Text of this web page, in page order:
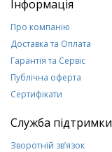
Інформація
Про компанію
Доставка та Оплата
Гарантія та Сервіс
Публічна оферта
Сертифікати
Служба підтримки
Зворотній зв’язок